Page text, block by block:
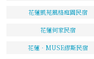
花蓮凱苑風格庭園民宿
花蓮何家民宿
花蓮‧MUSE繆斯民宿